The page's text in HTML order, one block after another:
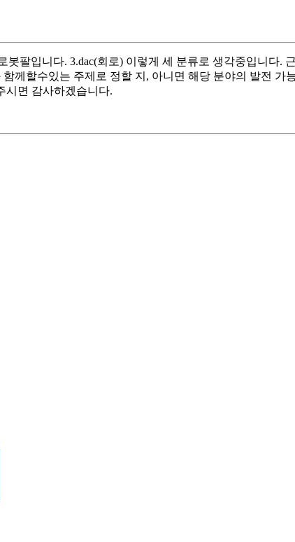
팔입니다. 3.dac(회로) 이렇게 세 분류로 생각중입니다.
께할수있는 주제로 정할 지, 아니면 해당 분야의 발전 가
시면 감사하겠습니다.